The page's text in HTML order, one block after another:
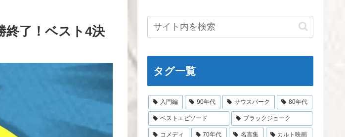
終了！ベスト4決
タグ一覧
入門編 90年代 サウスパーク 80年代
ベストエピソード ブラックジョーク
コメディ 70年代 名言集 カルト映画